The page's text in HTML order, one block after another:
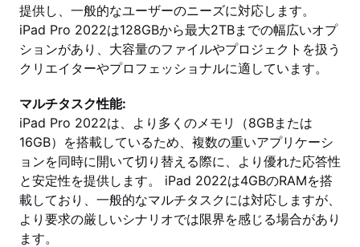
提供し、一般的なユーザーのニーズに対応します。
iPad Pro 2022は128GBから最大2TBまでの幅広いオプ
ションがあり、大容量のファイルやプロジェクトを扱う
クリエイターやプロフェッショナルに適しています。
マルチタスク性能:
iPad Pro 2022は、より多くのメモリ（8GBまたは
16GB）を搭載しているため、複数の重いアプリケーシ
ョンを同時に開いて切り替える際に、より優れた応答性
と安定性を提供します。 iPad 2022は4GBのRAMを搭
載しており、一般的なマルチタスクには対応しますが、
より要求の厳しいシナリオでは限界を感じる場合があり
ます。